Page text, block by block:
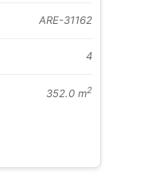
ARE-31162
4
352.0 m2